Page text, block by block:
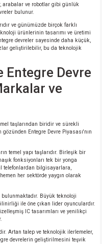
arabalar ve robotlar gibi günlük
bulunur.
ve günümüzde birçok farklı
ürünlerinin tasarımı ve üretimi
devreler sayesinde daha küçük,
geliştirilebilir, bu da teknolojik
Entegre Devre
ve
taşlarından biridir ve sürekli
Entegre Devre Piyasası'nın
temel yapı taşlarıdır. Birleşik bir
fonksiyonları tek bir yonga
telefonlardan bilgisayarlara,
her sektörde yaygın olarak
bulunmaktadır. Büyük teknoloji
ile öne çıkan lider oyunculardır.
IC tasarımları ve yenilikçi
Artan talep ve teknolojik ilerlemeler,
devrelerin geliştirilmesini teşvik